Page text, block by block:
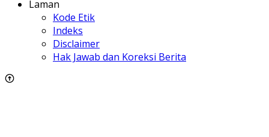
Laman
Kode Etik
Indeks
Disclaimer
Hak Jawab dan Koreksi Berita